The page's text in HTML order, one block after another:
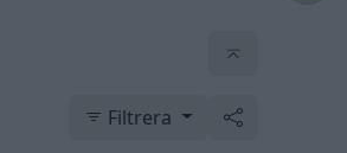
Filtrera